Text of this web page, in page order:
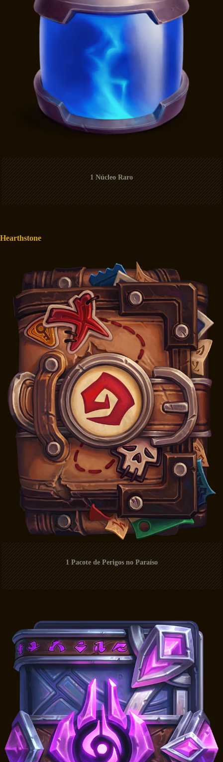
1 Núcleo Raro
Hearthstone
1 Pacote de Perigos no Paraíso